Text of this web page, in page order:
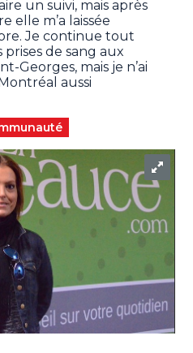
un suivi, mais après
elle m’a laissée
Je continue tout
de sang aux
Georges, mais je n’ai
aussi